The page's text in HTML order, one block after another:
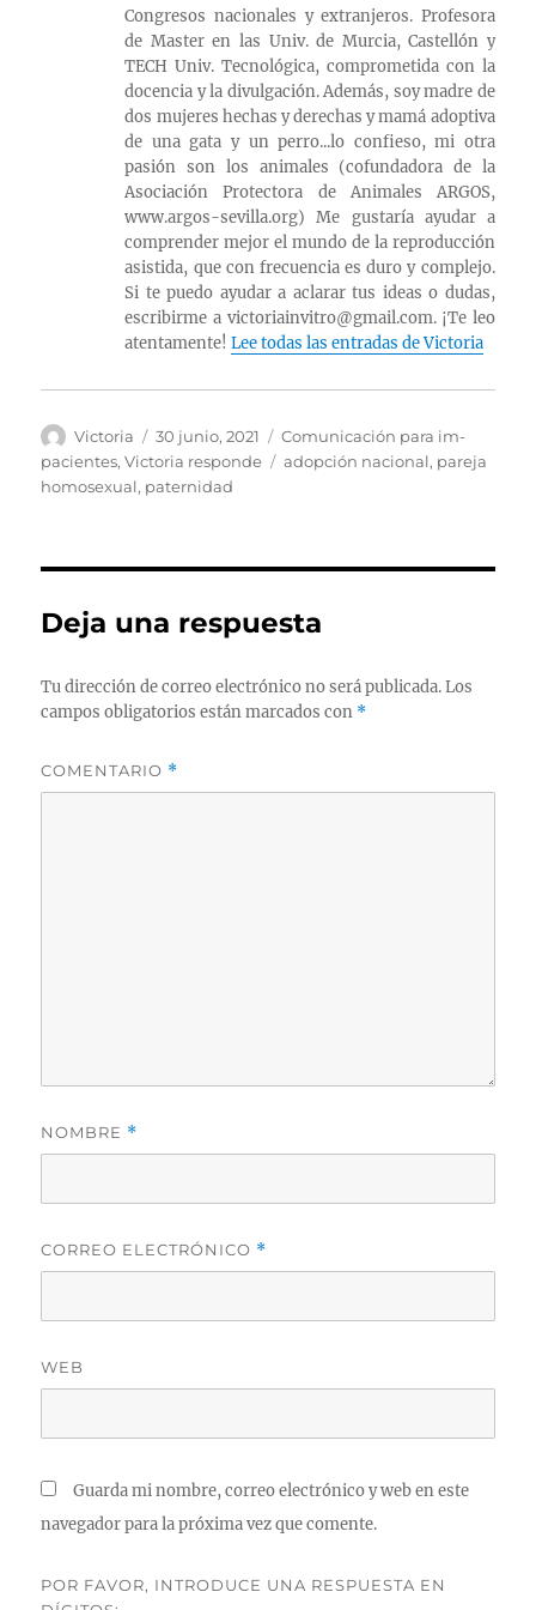
Congresos nacionales y extranjeros. Profesora
de Master en las Univ. de Murcia, Castellón y
TECH Univ. Tecnológica, comprometida con la
docencia y la divulgación. Además, soy madre de
dos mujeres hechas y derechas y mamá adoptiva
de una gata y un perro...lo confieso, mi otra
pasión son los animales (cofundadora de la
Asociación Protectora de Animales ARGOS,
www.argos-sevilla.org) Me gustaría ayudar a
comprender mejor el mundo de la reproducción
asistida, que con frecuencia es duro y complejo.
Si te puedo ayudar a aclarar tus ideas o dudas,
escribirme a victoriainvitro@gmail.com. ¡Te leo
atentamente!Lee todas las entradas de Victoria
Autor
Victoria
Publicado
el
30 junio, 2021 Categorías
Comunicación para im-
pacientes,Victoria responde Etiquetas
adopción nacional, pareja
homosexual, paternidad
Deja una respuesta
Tu dirección de correo electrónico no será publicada. Los
campos obligatorios están marcados con *
COMENTARIO *
NOMBRE *
CORREO ELECTRÓNICO *
WEB
Guarda mi nombre, correo electrónico y web en este
navegador para la próxima vez que comente.
POR FAVOR, INTRODUCE UNA RESPUESTA EN